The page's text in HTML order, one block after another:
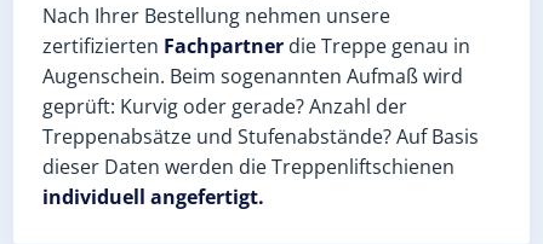
Nach Ihrer Bestellung nehmen unsere
zertifizierten Fachpartner die Treppe genau in
Augenschein. Beim sogenannten Aufmaß wird
geprüft: Kurvig oder gerade? Anzahl der
Treppenabsätze und Stufenabstände? Auf Basis
dieser Daten werden die Treppenliftschienen
individuell angefertigt.